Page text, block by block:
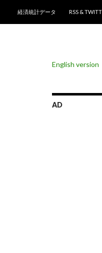
経済統計データ
RSS &
English version
AD